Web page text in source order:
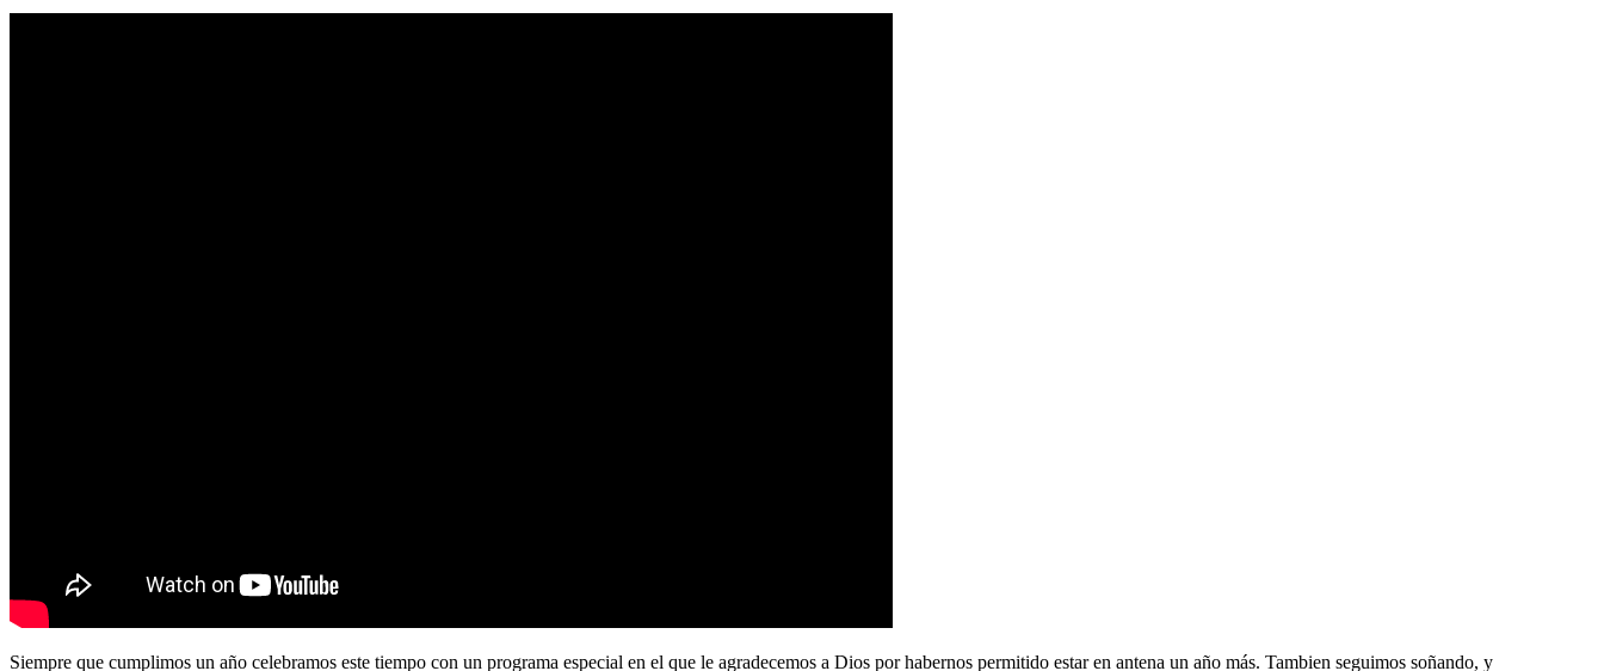
Siempre que cumplimos un año celebramos este tiempo con un programa especial en el que le agradecemos a Dios por habernos permitido estar en antena un año más. Tambien seguimos soñando, y